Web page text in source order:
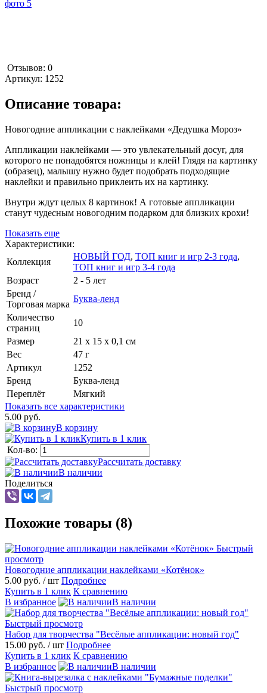
Отзывов: 0
Артикул: 1252
Описание товара:
Новогодние аппликации с наклейками «Дедушка Мороз»
Аппликации наклейками — это увлекательный досуг, для
которого не понадобятся ножницы и клей! Глядя на картинку
(образец), малышу нужно будет подобрать подходящие
наклейки и правильно приклеить их на картинку.
Внутри ждут целых 8 картинок! А готовые аппликации
станут чудесным новогодним подарком для близких крохи!
Показать еще
Характеристики:
Коллекция
НОВЫЙ ГОД, ТОП книг и игр 2-3 года,
ТОП книг и игр 3-4 года
Возраст
2 - 5 лет
Бренд /
Торговая марка
Буква-ленд
Количество
страниц
10
Размер
21 х 15 х 0,1 см
Вес
47 г
Артикул
1252
Бренд
Буква-ленд
Переплёт
Мягкий
Показать все характеристики
5.00 руб.
В корзину
Купить в 1 клик
Кол-во:
Рассчитать доставку
В наличии
Поделиться
Похожие товары (8)
Быстрый
просмотр
Новогодние аппликации наклейками «Котёнок»
5.00 руб. / шт Подробнее
Купить в 1 клик К сравнению
В избранное
В наличии
Быстрый просмотр
Набор для творчества "Весёлые аппликации: новый год"
15.00 руб. / шт Подробнее
Купить в 1 клик К сравнению
В избранное
В наличии
Быстрый просмотр